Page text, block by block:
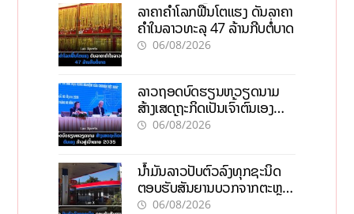
ລາຄາຄຳໂລກຟື້ນໂຕແຮງ ດັນລາຄາ
ຄຳໃນລາວທະລຸ 47 ລ້ານກີບຕໍ່ບາດ
06/08/2026
ລາວຖອດບົດຮຽນຫວຽດນາມ
ສ້າງເສດຖະກິດເປັນເຈົ້າຕົນເອງ
ກ້າວສູ່ເປົ້າໝາຍ 2035
06/08/2026
ນໍ້າມັນລາວປັບຕົວລົງທຸກຊະນິດ
ຕອບຮັບສັນຍານບວກຈາກຕະຫຼາດ
ໂລກ ແລະ ຊ່ອງແຄບຮໍມູສ
06/08/2026